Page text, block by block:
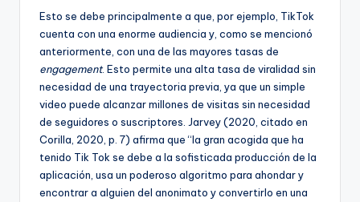
Esto se debe principalmente a que, por ejemplo, TikTok
cuenta con una enorme audiencia y, como se mencionó
anteriormente, con una de las mayores tasas de
engagement. Esto permite una alta tasa de viralidad sin
necesidad de una trayectoria previa, ya que un simple
video puede alcanzar millones de visitas sin necesidad
de seguidores o suscriptores. Jarvey (2020, citado en
Corilla, 2020, p. 7) afirma que “la gran acogida que ha
tenido Tik Tok se debe a la sofisticada producción de la
aplicación, usa un poderoso algoritmo para ahondar y
encontrar a alguien del anonimato y convertirlo en una